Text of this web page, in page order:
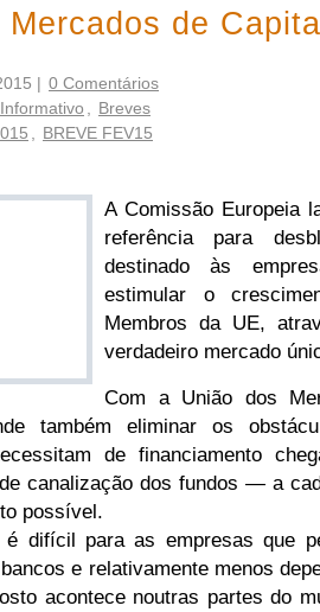
Mercados de
| 0 Comentários
Breves
BREVE FEV15
A Comissão Europeia
referência para
destinado às
estimular o
Membros da UE,
verdadeiro mercado
Com a União dos
também eliminar os
de financiamento
canalização dos fundos — a
possível.
difícil para as empresas que
e relativamente menos
acontece noutras partes do